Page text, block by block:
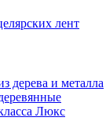
лент
дерева и металла
Люкс